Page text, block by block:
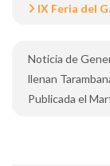
IX Feria del
Noticia de
llenan
Publicada el